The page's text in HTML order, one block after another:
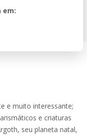
em:
e muito interessante;
e criaturas
seu planeta natal,